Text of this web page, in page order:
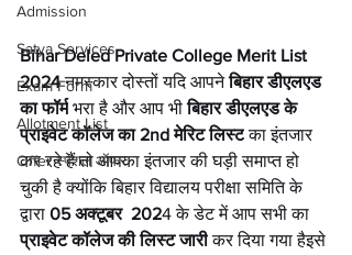
Admission
Satya Services
Exam Form
Allotment List
Offer स्पेशल ऑफर
Bihar Deled Private College Merit List
2024 नमस्कार दोस्तों यदि आपने बिहार डीएलएड
का फॉर्म भरा है और आप भी बिहार डीएलएड के
प्राइवेट कॉलेज का 2nd मेरिट लिस्ट का इंतजार
कर रहे हैं तो आपका इंतजार की घड़ी समाप्त हो
चुकी है क्योंकि बिहार विद्यालय परीक्षा समिति के
द्वारा 05 अक्टूबर  2024 के डेट में आप सभी का
प्राइवेट कॉलेज की लिस्ट जारी कर दिया गया हैइसे